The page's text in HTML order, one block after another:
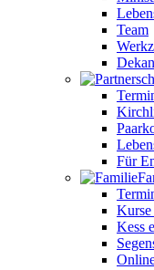
Team
Für
Kurse
Kess